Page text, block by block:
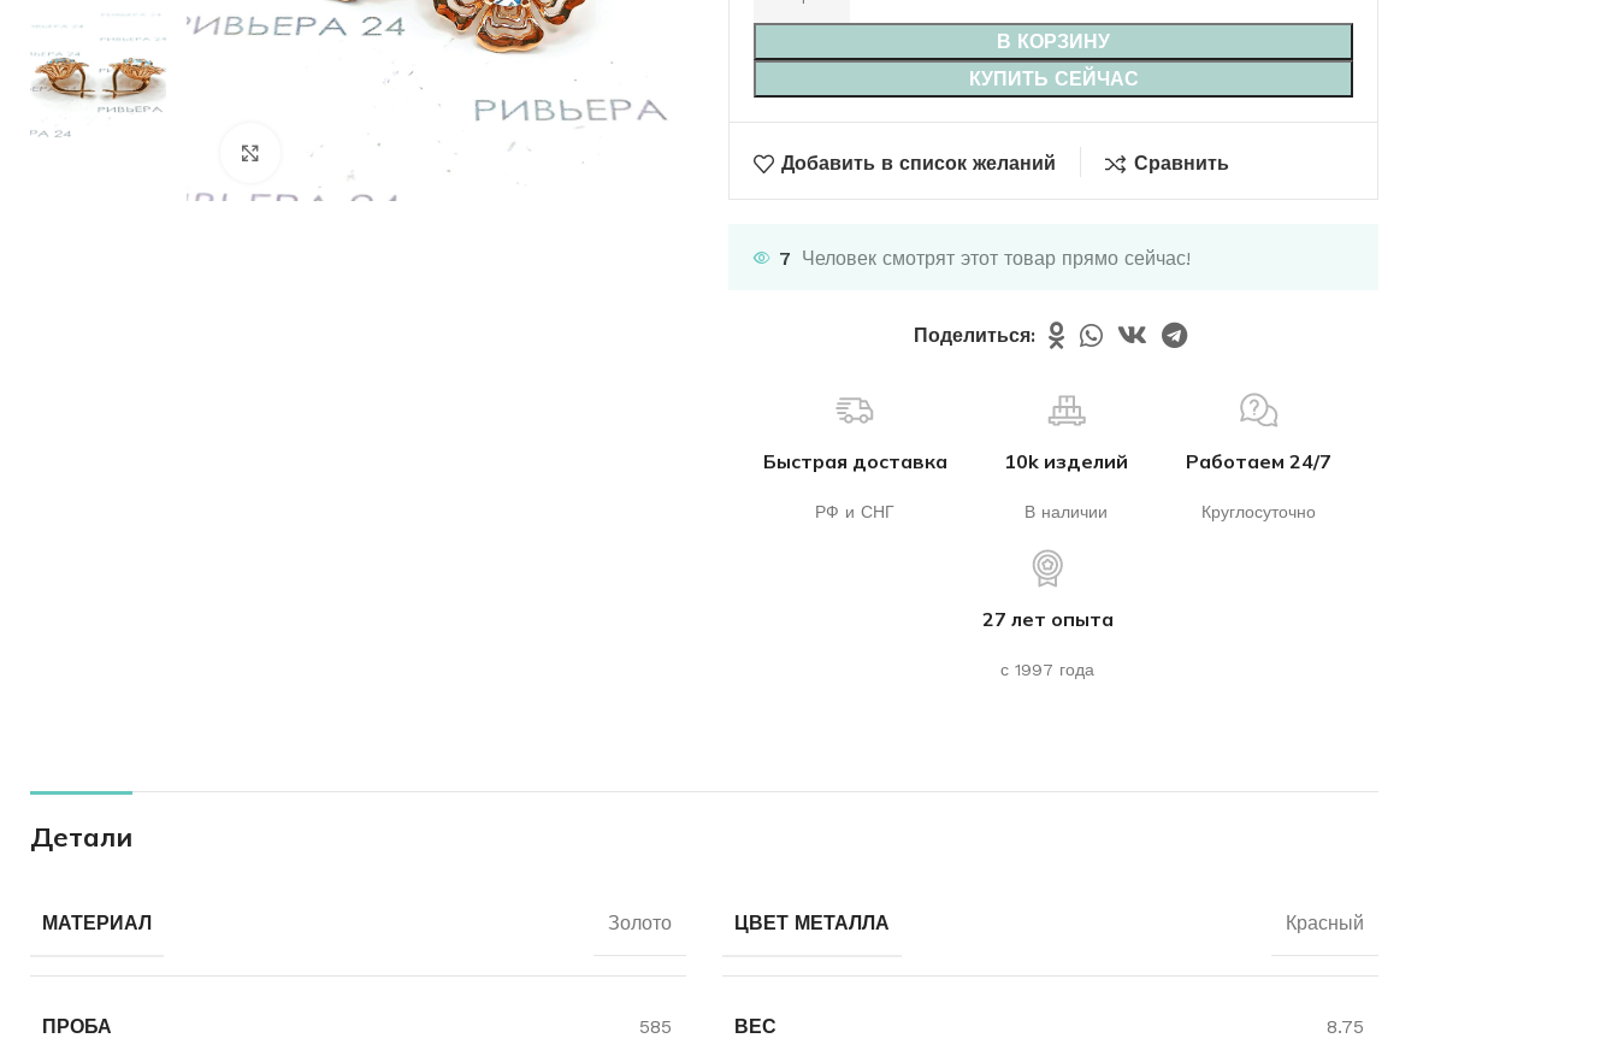
Нажмите, чтобы увеличить
В КОРЗИНУ
КУПИТЬ СЕЙЧАС
Добавить в список желаний Сравнить
7 Человек смотрят этот товар прямо сейчас!
Поделиться:
Быстрая доставка
РФ и СНГ
10k изделий
В наличии
Работаем 24/7
Круглосуточно
27 лет опыта
с 1997 года
Детали
МАТЕРИАЛ Золото ЦВЕТ МЕТАЛЛА Красный
ПРОБА 585 ВЕС 8.75